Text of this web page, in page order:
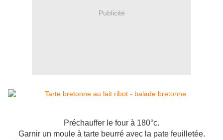
Publicité
Préchauffer le four à 180°c.
Garnir un moule à tarte beurré avec la pate feuilletée.